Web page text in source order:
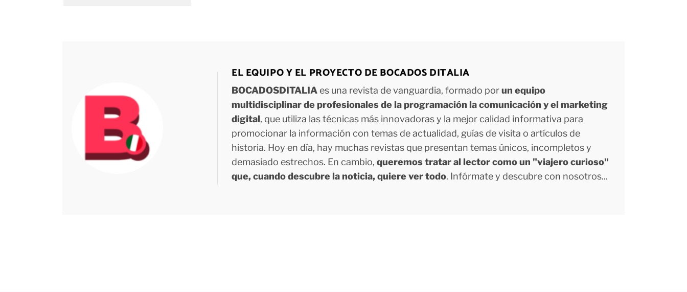
EL EQUIPO Y EL PROYECTO DE BOCADOS DITALIA
BOCADOSDITALIAes una revista de vanguardia, formado porun equipo
multidisciplinar de profesionales de la programación la comunicación y el marketing
digital, que utiliza las técnicas más innovadoras y la mejor calidad informativa para
promocionar la información con temas de actualidad, guías de visita o artículos de
historia. Hoy en día, hay muchas revistas que presentan temas únicos, incompletos y
demasiado estrechos. En cambio, queremos tratar al lector como un "viajero curioso"
que, cuando descubre la noticia, quiere ver todo. Infórmate y descubre con nosotros...